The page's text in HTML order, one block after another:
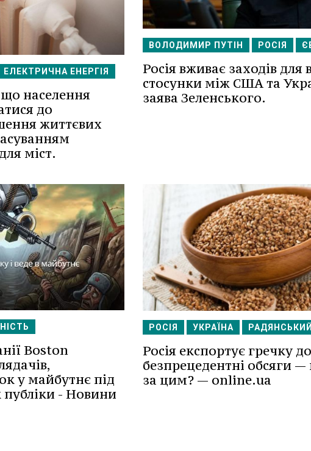
ЕЛЕКТРИЧНА ЕНЕРГІЯ
населення
до
життєвих
міст.
ВОЛОДИМИР ПУТІН РОСІЯ
Росія вживає заходів для
стосунки між США та
заява Зеленського.
Boston
у майбутнє під
публіки - Новини
РОСІЯ УКРАЇНА
Росія експортує гречку
безпрецедентні обсяги —
за цим? — online.ua